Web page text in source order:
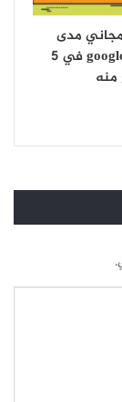
مدى
الحياة على google في 5
منه